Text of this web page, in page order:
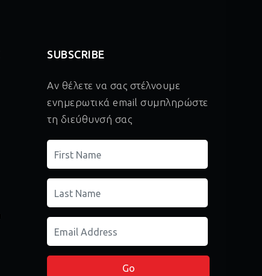
SUBSCRIBE
Αν θέλετε να σας στέλνουμε
ενημερωτικά email συμπληρώστε
τη διεύθυνσή σας